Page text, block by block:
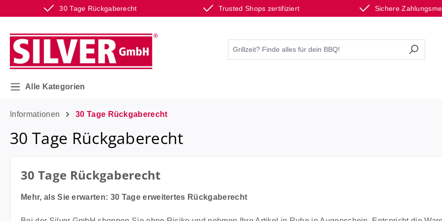
30 Tage Rückgaberecht Trusted Shops zertifiziert Sichere
Hauptinhalt springen
Zur Suche springen
Zur Hauptnavigation springen
Alle Kategorien
Informationen 30 Tage Rückgaberecht
30 Tage Rückgaberecht
30 Tage Rückgaberecht
Mehr, als Sie erwarten: 30 Tage erweitertes Rückgaberecht